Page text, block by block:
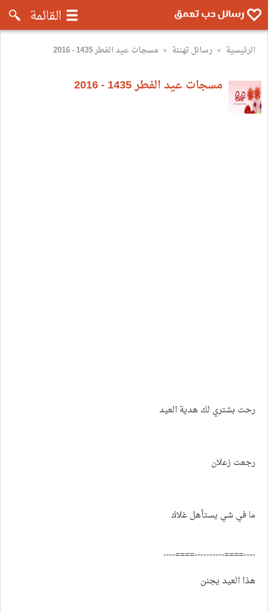
رسائل موبايل تعمق - رسائل حب
القائمة
الرئيسية > رسائل تهنئة > مسجات عيد الفطر 1435 - 2016
مسجات عيد الفطر 1435 - 2016
رحت بشتري لك هدية العيد
رجعت زعلان
ما في شي يستأهل غلاك
----====----------====----
هذا العيد يجنن